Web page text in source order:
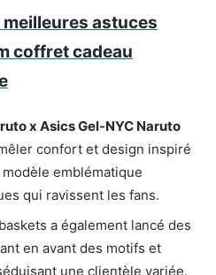
meilleures astuces
coffret cadeau
x Asics Gel-NYC Naruto
confort et design inspiré
emblématique
qui ravissent les fans.
a également lancé des
en avant des motifs et
une clientèle variée.